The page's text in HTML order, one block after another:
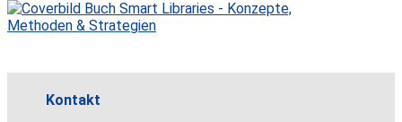
Kontakt